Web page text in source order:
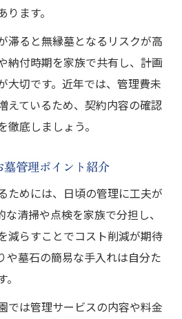
ます。
滞ると無縁墓となるリスクが高
納付時期を家族で共有し、計画
大切です。近年では、管理費未
えているため、契約内容の確認
徹底しましょう。
管理ポイント紹介
ためには、日頃の管理に工夫が
清掃や点検を家族で分担し、
減らすことでコスト削減が期待
や墓石の簡易な手入れは自分た
では管理サービスの内容や料金